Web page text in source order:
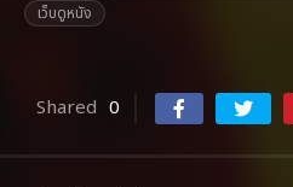
เว็บดูหนัง
Shared 0